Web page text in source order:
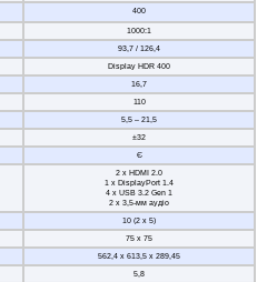
400
1000:1
93,7 / 126,4
Display HDR 400
16,7
110
5,5 – 21,5
±32
Є
2 x HDMI 2.0
1 x DisplayPort 1.4
4 x USB 3.2 Gen 1
2 x 3,5-мм аудіо
10 (2 х 5)
75 х 75
562,4 х 613,5 х 289,45
5,8